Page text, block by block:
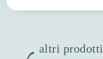
altri